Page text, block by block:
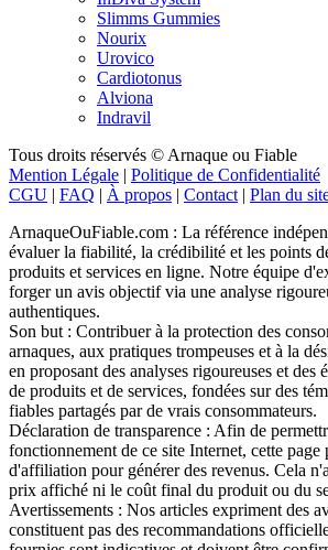
Slimms Gummies
Nourix
Urovico
Cardiotonus
Alviona
Indravil
Tous droits réservés © Arnaque ou Fiable
Mention Légale | Politique de Confidentialité
CGU | FAQ | À propos | Contact | Plan du
ArnaqueOuFiable.com : La référence
évaluer la fiabilité, la crédibilité et les points
produits et services en ligne. Notre équipe
forger un avis objectif via une analyse
authentiques.
Son but : Contribuer à la protection des
arnaques, aux pratiques trompeuses et à la
en proposant des analyses rigoureuses et des
de produits et de services, fondées sur des
fiables partagés par de vrais consommateurs.
Déclaration de transparence : Afin de
fonctionnement de ce site Internet, cette page
d'affiliation pour générer des revenus. Cela
prix affiché ni le coût final du produit ou du
Avertissements : Nos articles expriment des
constituent pas des recommandations